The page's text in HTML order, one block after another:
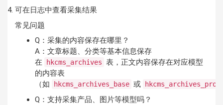
可在日志中查看采集结果
常见问题
Q：采集的内容保存在哪里？
A：文章标题、分类等基本信息保存
在
hkcms_archives 表，正文内容保存在对应模型
的内容表
（如
hkcms_archives_base 或
Q：支持采集产品、图片等模型吗？